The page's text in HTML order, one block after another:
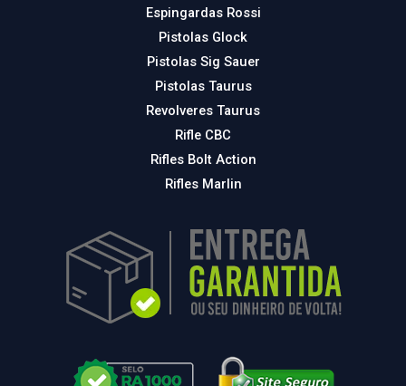
Espingardas Rossi
Pistolas Glock
Pistolas Sig Sauer
Pistolas Taurus
Revolveres Taurus
Rifle CBC
Rifles Bolt Action
Rifles Marlin